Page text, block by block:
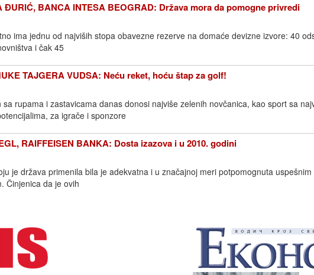
ĐURIĆ, BANCA INTESA BEOGRAD: Država mora da pomogne privredi
ima jednu od najviših stopa obavezne rezerve na domaće devizne izvore: 40
i čak 45
TAJGERA VUDSA: Neću reket, hoću štap za golf!
sa rupama i zastavicama danas donosi najviše zelenih novčanica, kao sport sa
za igrače i sponzore
RAIFFEISEN BANKA: Dosta izazova i u 2010. godini
je država primenila bila je adekvatna i u značajnoj meri potpomognuta
Činjenica da je ovih